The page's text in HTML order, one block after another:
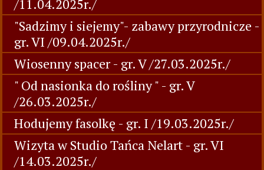
/11.04.2025r./
"Sadzimy i siejemy"- zabawy przyrodnicze -
gr. VI /09.04.2025r./
Wiosenny spacer - gr. V /27.03.2025r./
" Od nasionka do rośliny " - gr. V
/26.03.2025r./
Hodujemy fasolkę - gr. I /19.03.2025r./
Wizyta w Studio Tańca Nelart - gr. VI
/14.03.2025r./